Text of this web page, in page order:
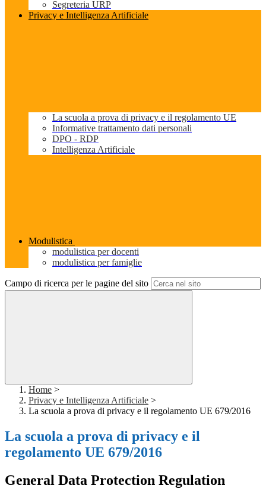
Segreteria URP
Privacy e Intelligenza Artificiale
La scuola a prova di privacy e il regolamento UE
Informative trattamento dati personali
DPO - RDP
Intelligenza Artificiale
Modulistica
modulistica per docenti
modulistica per famiglie
Campo di ricerca per le pagine del sito
Home >
Privacy e Intelligenza Artificiale >
La scuola a prova di privacy e il regolamento UE 679/2016
La scuola a prova di privacy e il
regolamento UE 679/2016
General Data Protection Regulation